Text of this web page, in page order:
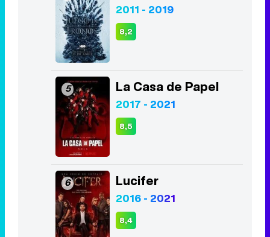
2011 - 2019
8,2
5 La Casa de Papel
2017 - 2021
8,5
6 Lucifer
2016 - 2021
8,4